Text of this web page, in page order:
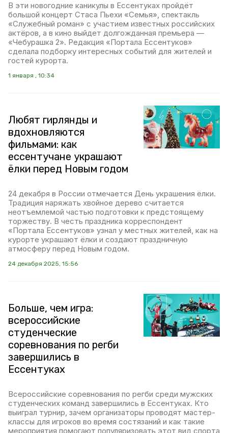
В эти новогодние каникулы в Ессентуках пройдёт
большой концерт Стаса Пьехи «Семья», спектакль
«Служебный роман» с участием известных российских
актёров, а в кино выйдет долгожданная премьера —
«Чебурашка 2». Редакция «Портала Ессентуков»
сделала подборку интересных событий для жителей и
гостей курорта.
1 января , 10:34
Любят гирлянды и
вдохновляются
фильмами: как
ессентучане украшают
ёлки перед Новым годом
24 декабря в России отмечается День украшения ёлки.
Традиция наряжать хвойное дерево считается
неотъемлемой частью подготовки к предстоящему
торжеству. В честь праздника корреспондент
«Портала Ессентуков» узнал у местных жителей, как на
курорте украшают ёлки и создают праздничную
атмосферу перед Новым годом.
24 декабря 2025, 15:56
Больше, чем игра:
всероссийские
студенческие
соревнования по регби
завершились в
Ессентуках
Всероссийские соревнования по регби среди мужских
студенческих команд завершились в Ессентуках. Кто
выиграл турнир, зачем организаторы проводят мастер-
классы для игроков во время состязаний и как такие
мероприятия помогают популяризовать этот вид спорта